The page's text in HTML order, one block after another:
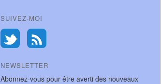
SUIVEZ-MOI
NEWSLETTER
Abonnez-vous pour être averti des nouveaux